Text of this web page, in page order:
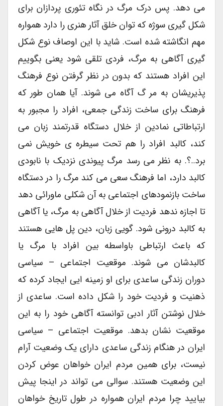
می دهد. پس درک مرگ در نگاه تئوری پردازان برای
شکل گیری سوژه که توان خلق آثار هنری را دارد همواره
مهم انگاشته شده است. شاید با این اوصاف نوع شکل
گیری آگاهی به مرگ، فردی تلقی شود یعنی بگوییم
این افراد هستند که بدون در نظر گرفتن نوع فرهنگ
پذیریشان به مر گ آگاه می شوند. آیا همان طور که
فرهنگ برای ساخت زندگی جمعی، افراد را مجبور به
ارتباطاتی نمادین از خلال دستگاه قدرتمند زبان می
کند، کالبد افراد را هم تحت سیطره ی خویش نمی
برد..؟. به نظر می رسد مرگ پیوندی نزدیک با نابودی
کالبد دارد، اما فرهنگ سعی می کند مرگ را در دستگاه
ساخت بازنمودهای اجتماعی به آن شکلی ماورائی دهد
تا اجازه ندهد فردیت از خلال آگاهی به مرگ، یا آگاهی
به کالبد درونی شود. گویی زبان، دین پل هایی هستند
که باعث ارتباطی باواسطه بین افراد با مرگ یا
کالبدشان می شوند. موقعیت اجتماعی – سیاسی
دوران زندگی ساعدی برای او زمینه ایی ایجاد کرده که
ذهنیت و فردیت خود را شکل داده است. ساعدی از
خلال نوشتن آثار ادبی توانسته آگاهی خود را به این
موقعیت نشان بدهد. موقعیت اجتماعی – سیاسی
ایران در هنگام زندگی ساعدی دارای یک وضعیت آرام
نیست، برای همین مردم ایران خواهان عوض کردن
این وضعیت هستند. سوالی می تواند در اینجا پیش
بیایید چرا مردم ایران همواره در طول تاریخ خواهان